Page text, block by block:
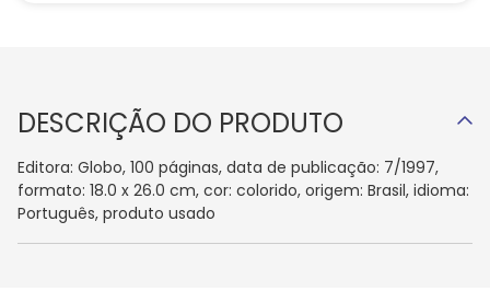
DESCRIÇÃO DO PRODUTO
Editora: Globo, 100 páginas, data de publicação: 7/1997,
formato: 18.0 x 26.0 cm, cor: colorido, origem: Brasil, idioma:
Português, produto usado